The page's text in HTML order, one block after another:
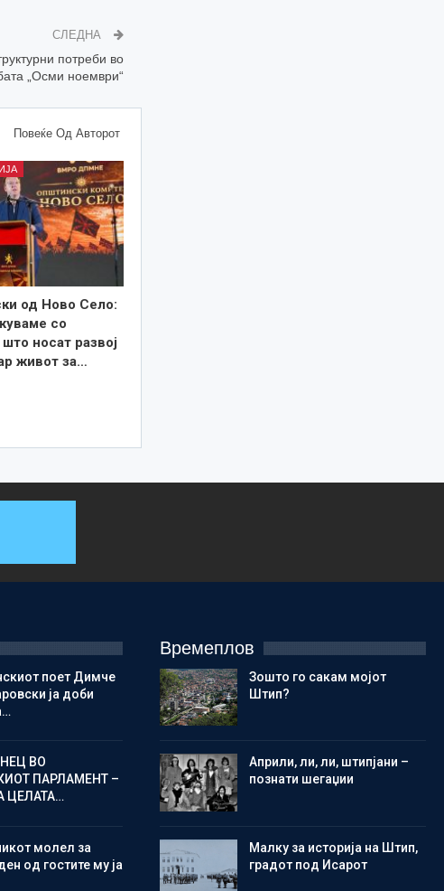
СЛЕДНА
потреби во
„Осми ноември“
Повеќе Од Авторот
од Ново Село:
со
носат развој
живот за…
поет Димче
ја доби
ВО
ПАРЛАМЕНТ –
ЦЕЛАТА…
молел за
од гостите му ја
Времеплов
Зошто го сакам мојот
Штип?
Aприли, ли, ли, штипјани –
познати шегаџии
Малку за историја на Штип,
градот под Исарот